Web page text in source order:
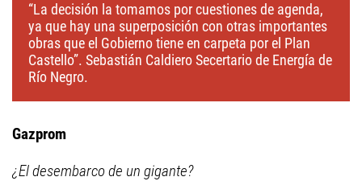
“La decisión la tomamos por cuestiones de agenda,
ya que hay una superposición con otras importantes
obras que el Gobierno tiene en carpeta por el Plan
Castello”. Sebastián Caldiero Secertario de Energía de
Río Negro.
Gazprom
¿El desembarco de un gigante?